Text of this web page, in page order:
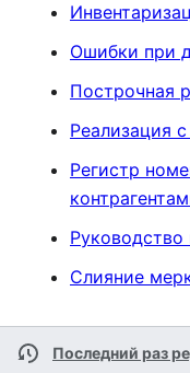
Ошибки при
Построчная
Реализация
Регистр
Руководство
Слияние